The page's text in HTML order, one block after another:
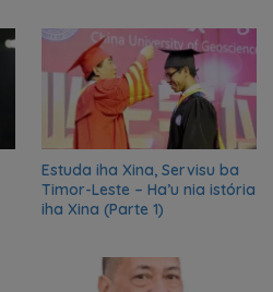
Estuda iha Xina, Servisu ba
Timor-Leste – Ha’u nia istória
iha Xina (Parte 1)